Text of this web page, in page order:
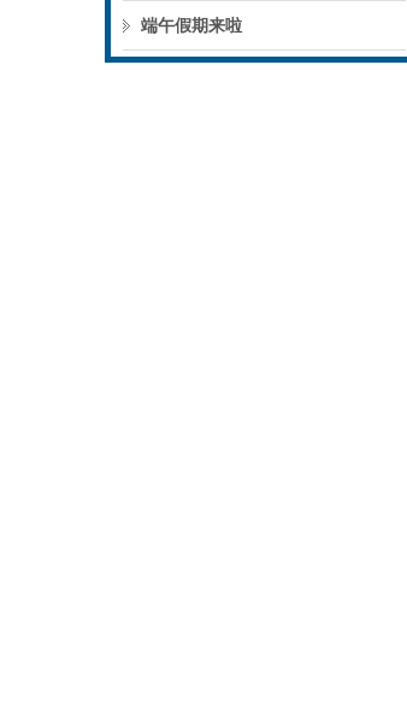
端午假期来啦